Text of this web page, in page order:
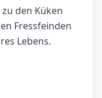
den Küken
Fressfeinden
Lebens.